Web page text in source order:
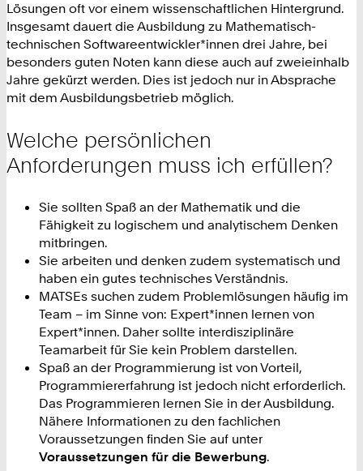
Lösungen oft vor einem wissenschaftlichen Hintergrund.
Insgesamt dauert die Ausbildung zu Mathematisch-
technischen Softwareentwickler*innen drei Jahre, bei
besonders guten Noten kann diese auch auf zweieinhalb
Jahre gekürzt werden. Dies ist jedoch nur in Absprache
mit dem Ausbildungsbetrieb möglich.
Welche persönlichen
Anforderungen muss ich erfüllen?
Sie sollten Spaß an der Mathematik und die
Fähigkeit zu logischem und analytischem Denken
mitbringen.
Sie arbeiten und denken zudem systematisch und
haben ein gutes technisches Verständnis.
MATSEs suchen zudem Problemlösungen häufig im
Team – im Sinne von: Expert*innen lernen von
Expert*innen. Daher sollte interdisziplinäre
Teamarbeit für Sie kein Problem darstellen.
Spaß an der Programmierung ist von Vorteil,
Programmiererfahrung ist jedoch nicht erforderlich.
Das Programmieren lernen Sie in der Ausbildung.
Nähere Informationen zu den fachlichen
Voraussetzungen finden Sie auf unter
Voraussetzungen für die Bewerbung.